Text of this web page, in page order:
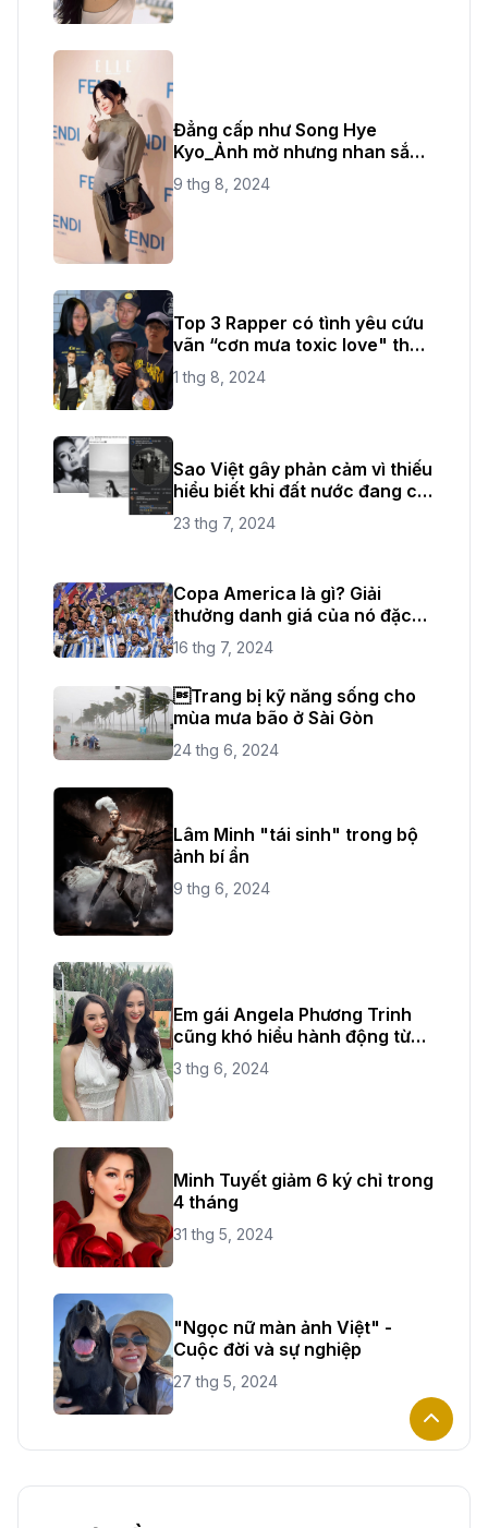
Đẳng cấp như Song Hye
Kyo_Ảnh mờ nhưng nhan sắc
không bao giờ mờ
9 thg 8, 2024
Top 3 Rapper có tình yêu cứu
vãn “cơn mưa toxic love" thời
gian vừa qua
1 thg 8, 2024
Sao Việt gây phản cảm vì thiếu
hiểu biết khi đất nước đang có
quốc tang
23 thg 7, 2024
Copa America là gì? Giải
thưởng danh giá của nó đặc
biệt như thế nào?
16 thg 7, 2024
Trang bị kỹ năng sống cho
mùa mưa bão ở Sài Gòn
24 thg 6, 2024
Lâm Minh "tái sinh" trong bộ
ảnh bí ẩn
9 thg 6, 2024
Em gái Angela Phương Trinh
cũng khó hiểu hành động từ
chị ruột
3 thg 6, 2024
Minh Tuyết giảm 6 ký chỉ trong
4 tháng
31 thg 5, 2024
"Ngọc nữ màn ảnh Việt" -
Cuộc đời và sự nghiệp
27 thg 5, 2024